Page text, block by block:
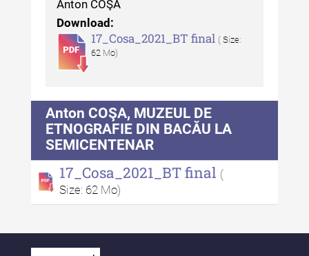
Anton COŞA
Download:
17_Cosa_2021_BT final ( Size:
62 Mo)
Anton COŞA, MUZEUL DE
ETNOGRAFIE DIN BACĂU LA
SEMICENTENAR
17_Cosa_2021_BT final (
Size: 62 Mo)